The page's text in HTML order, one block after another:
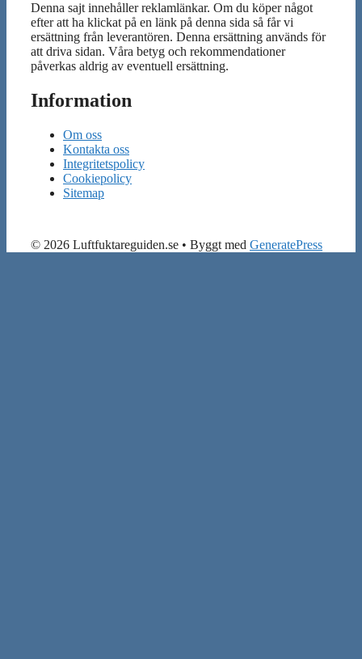
Denna sajt innehåller reklamlänkar. Om du köper något
efter att ha klickat på en länk på denna sida så får vi
ersättning från leverantören. Denna ersättning används för
att driva sidan. Våra betyg och rekommendationer
påverkas aldrig av eventuell ersättning.
Information
Om oss
Kontakta oss
Integritetspolicy
Cookiepolicy
Sitemap
© 2026 Luftfuktareguiden.se • Byggt med GeneratePress